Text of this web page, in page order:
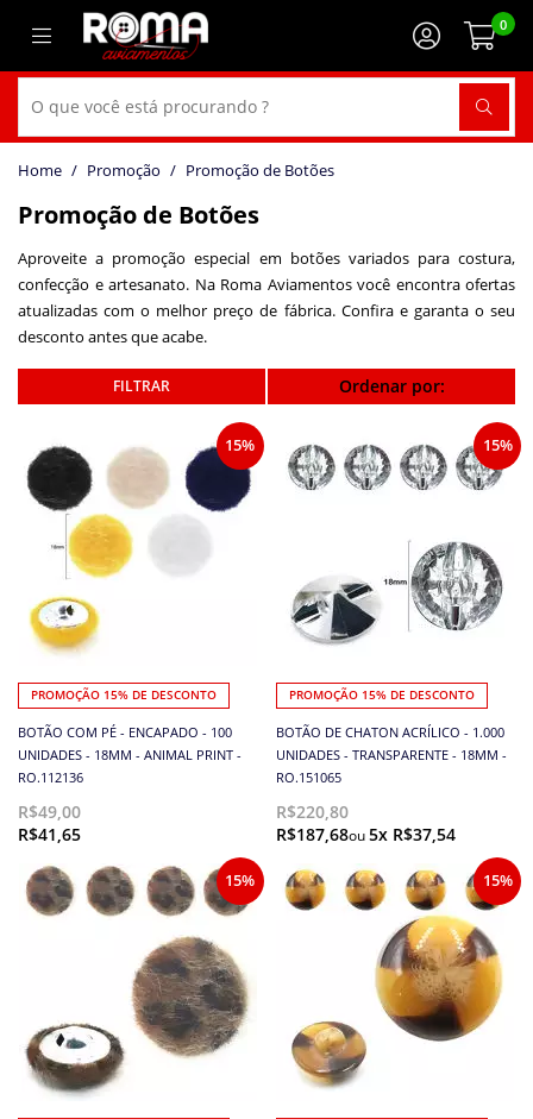
0
Promoção Promoção de Botões
Promoção de Botões
Aproveite a promoção especial em botões variados para costura,
confecção e artesanato. Na Roma Aviamentos você encontra ofertas
atualizadas com o melhor preço de fábrica. Confira e garanta o seu
desconto antes que acabe.
Ordenar por:
PROMOÇÃO 15% DE DESCONTO
BOTÃO COM PÉ - ENCAPADO - 100
UNIDADES - 18MM - ANIMAL PRINT -
RO.112136
R$49,00
R$41,65
15%
PROMOÇÃO 15% DE DESCONTO
BOTÃO DE CHATON ACRÍLICO - 1.000
UNIDADES - TRANSPARENTE - 18MM -
RO.151065
R$220,80
R$187,68
5x R$37,54
15%
15% 15%